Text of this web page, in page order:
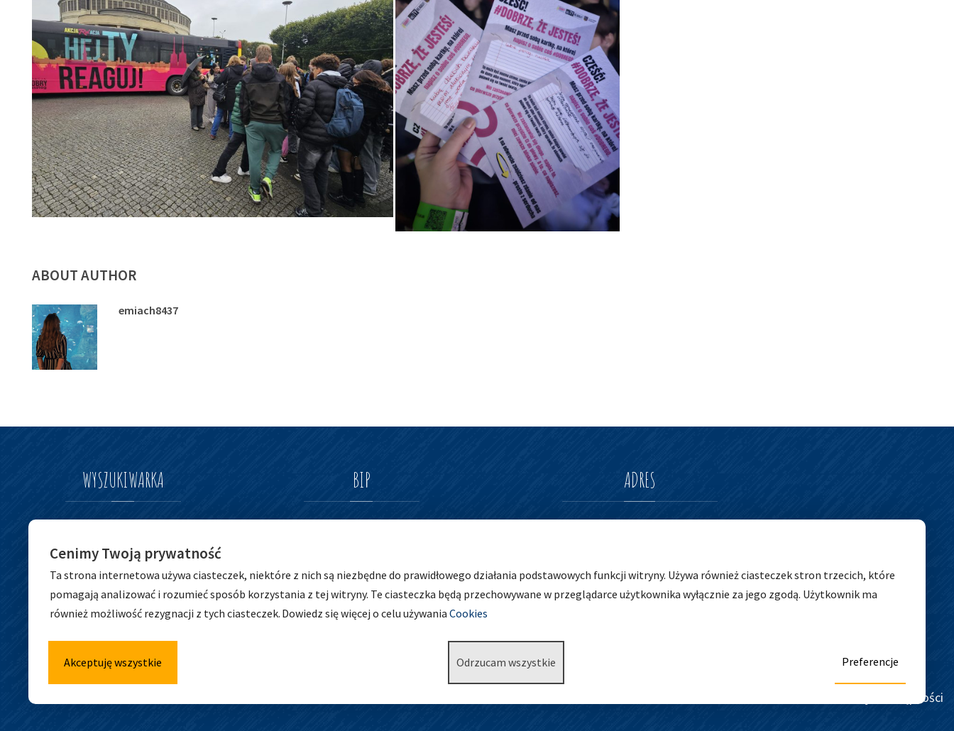
ABOUT AUTHOR
emiach8437
WYSZUKIWARKA
dla:
Szukaj
BIP ADRES
51-004 Wrocław
tel. 71 798 44 28
Deklaracja dostępności
Cenimy Twoją prywatność
Ta strona internetowa używa ciasteczek, niektóre z nich są niezbędne do prawidłowego działania podstawowych funkcji witryny. Używa również ciasteczek stron trzecich, które
pomagają analizować i rozumieć sposób korzystania z tej witryny. Te ciasteczka będą przechowywane w przeglądarce użytkownika wyłącznie za jego zgodą. Użytkownik ma
również możliwość rezygnacji z tych ciasteczek. Dowiedz się więcej o celu używania Cookies
Akceptuję wszystkie Odrzucam wszystkie Preferencje